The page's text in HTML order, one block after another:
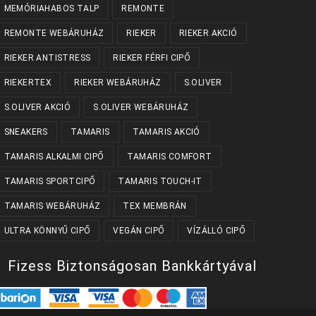
MEMÓRIAHABOS TALP REMONTE
REMONTE WEBÁRUHÁZ RIEKER RIEKER AKCIÓ
RIEKER ANTISTRESS RIEKER FÉRFI CIPŐ
RIEKERTEX RIEKER WEBÁRUHÁZ S.OLIVER
S.OLIVER AKCIÓ S.OLIVER WEBÁRUHÁZ
SNEAKERS TAMARIS TAMARIS AKCIÓ
TAMARIS ALKALMI CIPŐ TAMARIS COMFORT
TAMARIS SPORTCIPŐ TAMARIS TOUCH-IT
TAMARIS WEBÁRUHÁZ TEX MEMBRÁN
ULTRA KÖNNYŰ CIPŐ VEGÁN CIPŐ VÍZÁLLÓ CIPŐ
Fizess Biztonságosan Bankkártyával